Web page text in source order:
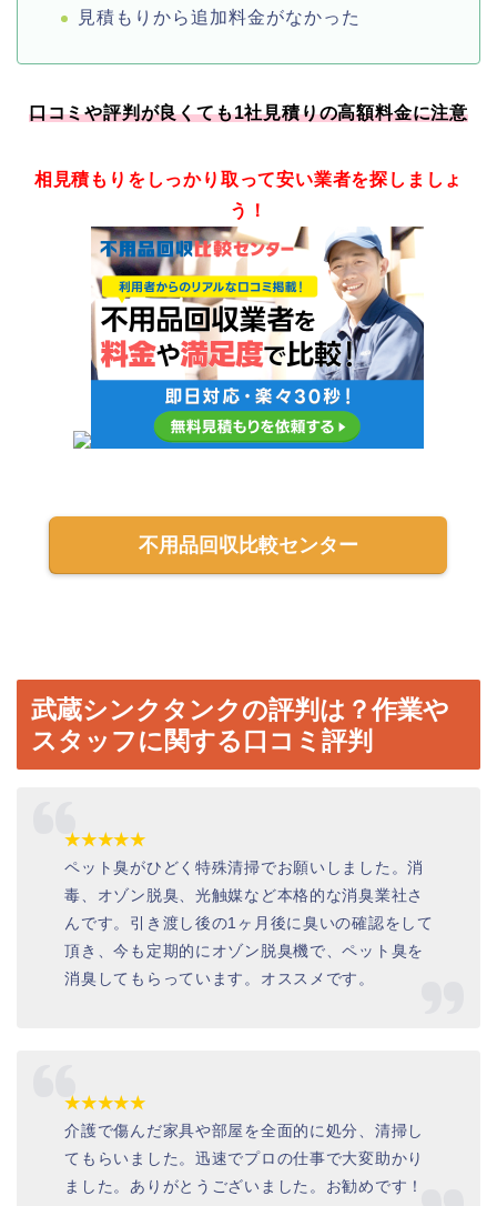
見積もりから追加料金がなかった
口コミや評判が良くても1社見積りの高額料金に注意
相見積もりをしっかり取って安い業者を探しましょ
う！
不用品回収比較センター
武蔵シンクタンクの評判は？作業や
スタッフに関する口コミ評判
★★★★★
ペット臭がひどく特殊清掃でお願いしました。消
毒、オゾン脱臭、光触媒など本格的な消臭業社さ
んです。引き渡し後の1ヶ月後に臭いの確認をして
頂き、今も定期的にオゾン脱臭機で、ペット臭を
消臭してもらっています。オススメです。
★★★★★
介護で傷んだ家具や部屋を全面的に処分、清掃し
てもらいました。迅速でプロの仕事で大変助かり
ました。ありがとうございました。お勧めです！